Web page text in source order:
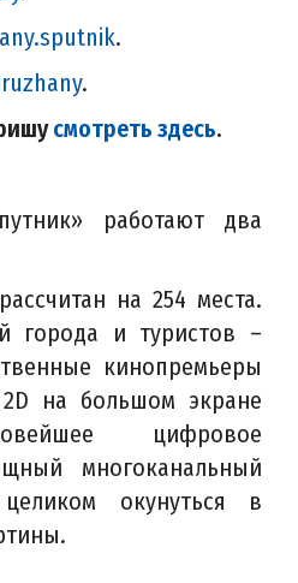
.
.
смотреть здесь.
работают два
на 254 места.
города и туристов –
кинопремьеры
на большом экране
цифровое
многоканальный
окунуться в